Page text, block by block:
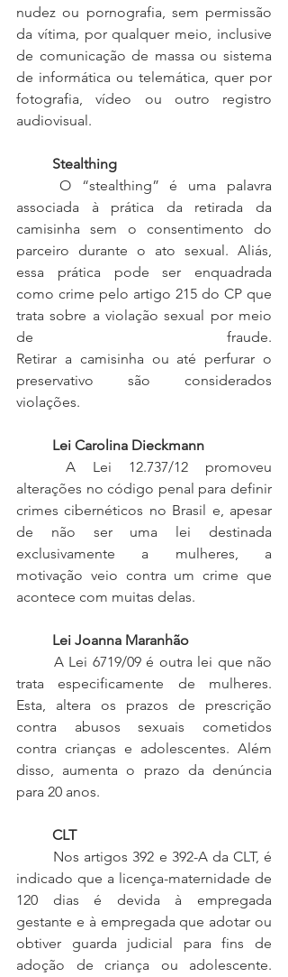
nudez ou pornografia, sem permissão
da vítima, por qualquer meio, inclusive
de comunicação de massa ou sistema
de informática ou telemática, quer por
fotografia, vídeo ou outro registro
audiovisual.
Stealthing
associada à prática da retirada da
camisinha sem o consentimento do
parceiro durante o ato sexual. Aliás,
essa prática pode ser enquadrada
como crime pelo artigo 215 do CP que
trata sobre a violação sexual por meio
de fraude.
Retirar a camisinha ou até perfurar o
preservativo são considerados
violações.
Lei Carolina Dieckmann
alterações no código penal para definir
crimes cibernéticos no Brasil e, apesar
de não ser uma lei destinada
exclusivamente a mulheres, a
motivação veio contra um crime que
acontece com muitas delas.
Lei Joanna Maranhão
trata especificamente de mulheres.
Esta, altera os prazos de prescrição
contra abusos sexuais cometidos
contra crianças e adolescentes. Além
disso, aumenta o prazo da denúncia
para 20 anos.
CLT
indicado que a licença-maternidade de
120 dias é devida à empregada
gestante e à empregada que adotar ou
obtiver guarda judicial para fins de
adoção de criança ou adolescente.